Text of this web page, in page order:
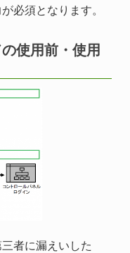
必須となります。
使用前・使用
者に漏えいした